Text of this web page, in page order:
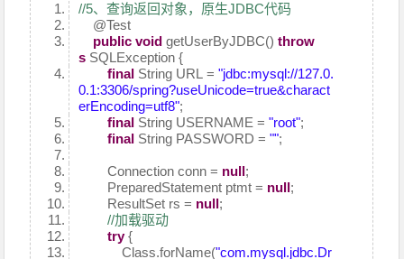
//5、查询返回对象，原生JDBC代码
@Test
public void getUserByJDBC()throw
s SQLException {
final String URL ="jdbc:mysql://127.0.
0.1:3306/spring?useUnicode=true&charact
erEncoding=utf8";
final String USERNAME ="root";
final String PASSWORD ="";
Connection conn = null;
PreparedStatement ptmt = null;
ResultSet rs = null;
//加载驱动
try{
Class.forName("com.mysql.jdbc.Dr